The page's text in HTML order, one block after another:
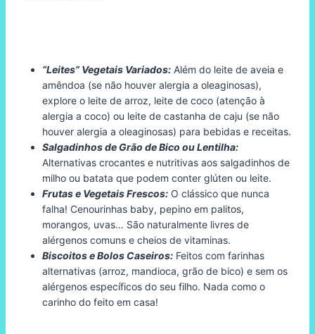
“Leites” Vegetais Variados: Além do leite de aveia e
amêndoa (se não houver alergia a oleaginosas),
explore o leite de arroz, leite de coco (atenção à
alergia a coco) ou leite de castanha de caju (se não
houver alergia a oleaginosas) para bebidas e receitas.
Salgadinhos de Grão de Bico ou Lentilha:
Alternativas crocantes e nutritivas aos salgadinhos de
milho ou batata que podem conter glúten ou leite.
Frutas e Vegetais Frescos: O clássico que nunca
falha! Cenourinhas baby, pepino em palitos,
morangos, uvas… São naturalmente livres de
alérgenos comuns e cheios de vitaminas.
Biscoitos e Bolos Caseiros: Feitos com farinhas
alternativas (arroz, mandioca, grão de bico) e sem os
alérgenos específicos do seu filho. Nada como o
carinho do feito em casa!